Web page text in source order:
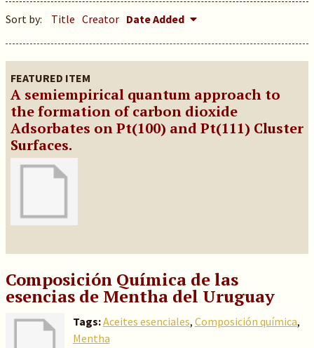
Sort by: Title Creator Date Added
FEATURED ITEM
A semiempirical quantum approach to
the formation of carbon dioxide
Adsorbates on Pt(100) and Pt(111) Cluster
Surfaces.
Composición Química de las
esencias de Mentha del Uruguay
Tags:Aceites esenciales, Composición química,
Mentha